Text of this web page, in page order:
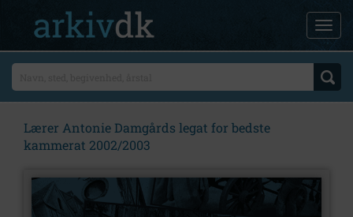
Lærer Antonie Damgårds legat for bedste
kammerat 2002/2003